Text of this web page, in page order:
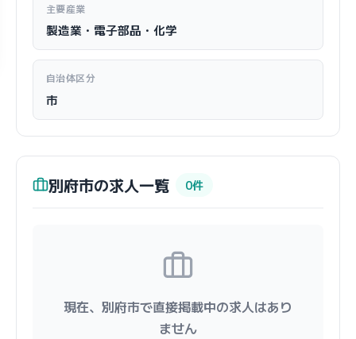
主要産業
製造業・電子部品・化学
自治体区分
市
別府市の求人一覧 0件
現在、別府市で直接掲載中の求人はあり
ません